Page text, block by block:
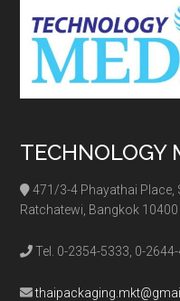
TECHNOLOGY
471/3-4 Phayathai Place,
Ratchatewi, Bangkok 10400
Tel. 0-2354-5333, 0-